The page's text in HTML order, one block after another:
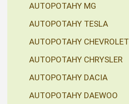
AUTOPOTAHY MG
AUTOPOTAHY TESLA
AUTOPOTAHY CHEVROLET
AUTOPOTAHY CHRYSLER
AUTOPOTAHY DACIA
AUTOPOTAHY DAEWOO